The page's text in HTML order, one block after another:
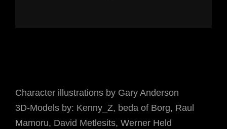
Character illustrations by Gary Anderson
3D-Models by: Kenny_Z, beda of Borg, Raul
Mamoru, David Metlesits, Werner Held